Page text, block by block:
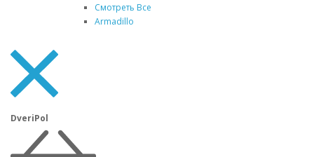
Смотреть Все
Armadillo
DveriPol